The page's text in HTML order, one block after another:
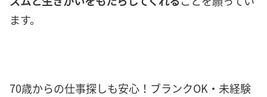
ます。
70歳からの仕事探しも安心！ブランクOK・未経験